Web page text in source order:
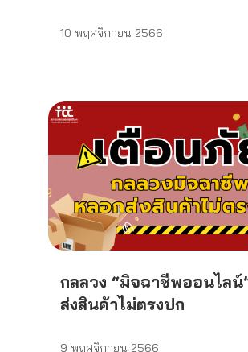
10 พฤศจิกายน 2566
กลลวง “มิจฉาชีพออนไลน์
ส่งสินค้าไม่ตรงปก
9 พฤศจิกายน 2566